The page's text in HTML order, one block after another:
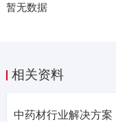
暂无数据
相关资料
中药材行业解决方案